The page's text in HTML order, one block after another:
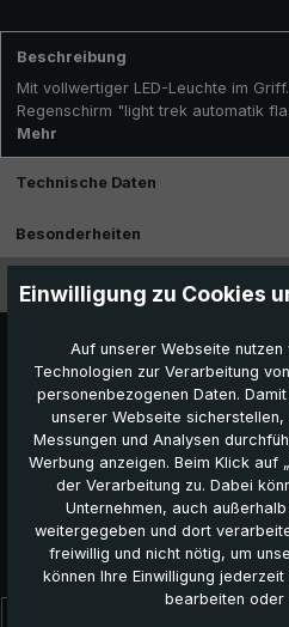
Beschreibung
Mit vollwertiger LED-Leuchte im
Regenschirm "light trek automatik
Mehr
Technische Daten
Besonderheiten
Videos
Das könnte Ihnen auch
Einwilligung zu Cookies
Auf unserer Webseite
Technologien zur Verarbeitung
personenbezogenen Daten.
unserer Webseite
Messungen und Analysen
Werbung anzeigen. Beim Klick auf
der Verarbeitung zu. Dabei
Unternehmen, auch
weitergegeben und dort
freiwillig und nicht nötig, um
können Ihre Einwilligung jederzeit
bearbeiten oder